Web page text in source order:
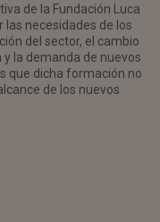
de la Fundación Luca
las necesidades de los
del sector, el cambio
la demanda de nuevos
que dicha formación no
de los nuevos